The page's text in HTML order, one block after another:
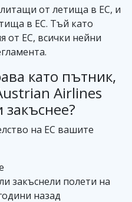
от летища в ЕС, и
в ЕС. Тъй като
от ЕС, всички нейни
като пътник,
Airlines
на ЕС вашите
закъснели полети на
назад